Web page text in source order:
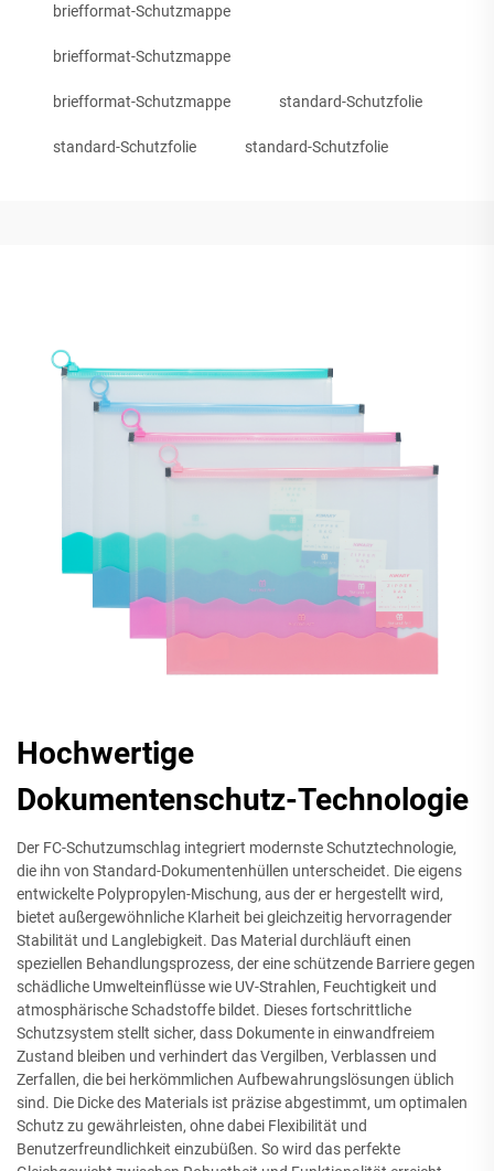
briefformat-Schutzmappe
briefformat-Schutzmappe
briefformat-Schutzmappe standard-Schutzfolie
standard-Schutzfolie standard-Schutzfolie
Hochwertige
Dokumentenschutz-Technologie
Der FC-Schutzumschlag integriert modernste Schutztechnologie,
die ihn von Standard-Dokumentenhüllen unterscheidet. Die eigens
entwickelte Polypropylen-Mischung, aus der er hergestellt wird,
bietet außergewöhnliche Klarheit bei gleichzeitig hervorragender
Stabilität und Langlebigkeit. Das Material durchläuft einen
speziellen Behandlungsprozess, der eine schützende Barriere gegen
schädliche Umwelteinflüsse wie UV-Strahlen, Feuchtigkeit und
atmosphärische Schadstoffe bildet. Dieses fortschrittliche
Schutzsystem stellt sicher, dass Dokumente in einwandfreiem
Zustand bleiben und verhindert das Vergilben, Verblassen und
Zerfallen, die bei herkömmlichen Aufbewahrungslösungen üblich
sind. Die Dicke des Materials ist präzise abgestimmt, um optimalen
Schutz zu gewährleisten, ohne dabei Flexibilität und
Benutzerfreundlichkeit einzubüßen. So wird das perfekte